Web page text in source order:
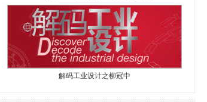
解码工业设计之柳冠中